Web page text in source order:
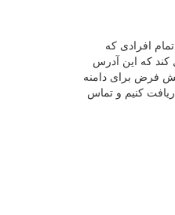
افرادی که
کند که این آدرس
فرض برای دامنه
کنیم و تماس